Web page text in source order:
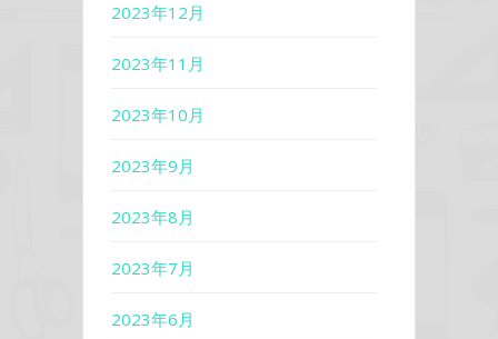
2023年12月
2023年11月
2023年10月
2023年9月
2023年8月
2023年7月
2023年6月